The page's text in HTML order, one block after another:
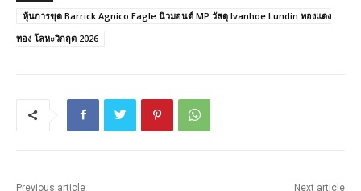
หุ้นการขุด Barrick Agnico Eagle นิวมอนต์ MP วัสดุ Ivanhoe Lundin ทองแดง
ทอง โลหะวิกฤต 2026
Previous article Next article